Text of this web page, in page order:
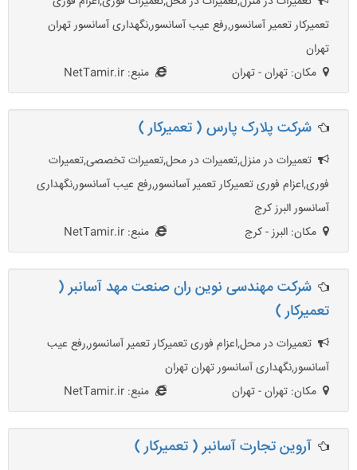
تعمیرکار تعمیر آسانسور,رفع عیب آسانسور,نگهداری آسانسور تهران
تهران
مکان: تهران - تهران
منبع: NetTamir.ir
شرکت پلارک پارس ( تعمیرکار )
تعمیرات در منزل,تعمیرات در محل,تعميرات تخصصی,تعمیرات
فوری,اعزام فوری تعمیرکار تعمیر آسانسور,رفع عیب آسانسور,نگهداری
آسانسور البرز کرج
مکان: البرز - کرج
منبع: NetTamir.ir
شرکت مهندسی نوین ران صنعت مهد آسانبر (
تعمیرکار )
تعمیرات در محل,اعزام فوری تعمیرکار تعمیر آسانسور,رفع عیب
آسانسور,نگهداری آسانسور تهران تهران
مکان: تهران - تهران
منبع: NetTamir.ir
آروین تجارت آسانبر ( تعمیرکار )